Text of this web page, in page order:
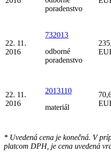
poradenstvo
22. 11.
2016
732013
odborné
poradenstvo
22. 11.
2016
2013110
materiál
* Uvedená cena je konečná. V
platcom DPH, je cena uvedená